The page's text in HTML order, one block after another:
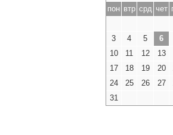
пон втр срд чет
3
4 5 6
10
11 12 13
17
18 19 20
24
25 26 27
31